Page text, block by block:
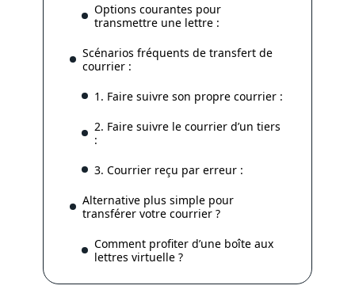
Options courantes pour
transmettre une lettre :
Scénarios fréquents de transfert de
courrier :
1. Faire suivre son propre courrier :
2. Faire suivre le courrier d’un tiers
:
3. Courrier reçu par erreur :
Alternative plus simple pour
transférer votre courrier ?
Comment profiter d’une boîte aux
lettres virtuelle ?